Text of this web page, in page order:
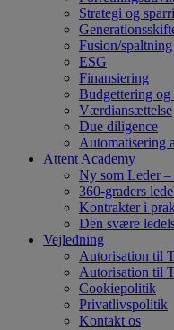
Strategi og
Fusion/spaltning
ESG
Finansiering
Budgettering og
Værdiansættelse
Due diligence
Automatisering
Attent Academy
Ny som Leder –
360-graders
Kontrakter i
Den svære
Vejledning
Autorisation til
Autorisation til
Cookiepolitik
Privatlivspolitik
Kontakt os